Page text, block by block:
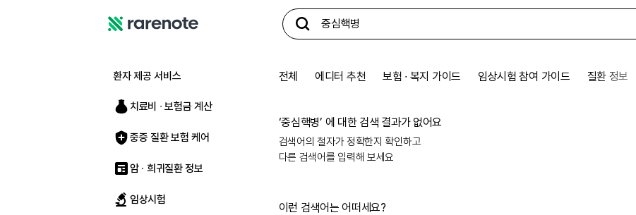
트
환자 제공 서비스
치료비 ∙ 보험금 계산
중증 질환 보험 케어
암 · 희귀질환 정보
임상시험
전체 에디터 추천 보험 ∙ 복지 가이드 임상시험 참여 가이드 질환 정보
‘중심핵병’ 에 대한 검색 결과가 없어요
검색어의 철자가 정확한지 확인하고
다른 검색어를 입력해 보세요
이런 검색어는 어떠세요?